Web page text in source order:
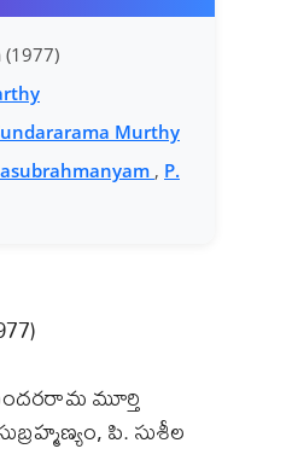
(1977)
Murthy
, P.
మూర్తి
పి. సుశీల